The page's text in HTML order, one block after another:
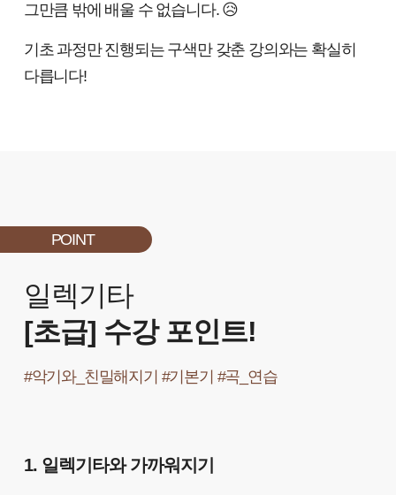
그만큼 밖에 배울 수 없습니다. 😥
기초 과정만 진행되는 구색만 갖춘 강의와는 확실히
다릅니다!
POINT
일렉기타
[초급] 수강 포인트!
#악기와_친밀해지기 #기본기 #곡_연습
1. 일렉기타와 가까워지기